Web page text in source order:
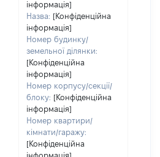
інформація]
Назва: [Конфіденційна
інформація]
Номер будинку/
земельної ділянки:
[Конфіденційна
інформація]
Номер корпусу/секції/
блоку: [Конфіденційна
інформація]
Номер квартири/
кімнати/гаражу:
[Конфіденційна
інформація]